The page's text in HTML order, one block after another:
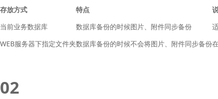
存放方式 特点
当前业务数据库
数据库备份的时候图片、附件同步备份
WEB服务器下指定文件夹数据库备份的时候不会将图片、附件同步备份
02